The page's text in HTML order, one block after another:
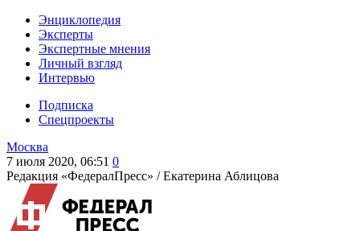
Энциклопедия
Эксперты
Экспертные мнения
Личный взгляд
Интервью
Подписка
Спецпроекты
Москва
7 июля 2020, 06:51 0
Редакция «ФедералПресс» /Екатерина Аблицова